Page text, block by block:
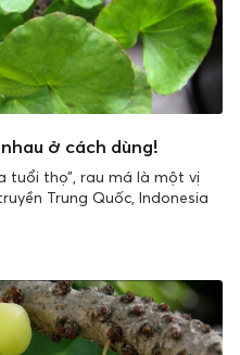
ở cách dùng!
tuổi thọ”, rau má là một vị
Trung Quốc, Indonesia